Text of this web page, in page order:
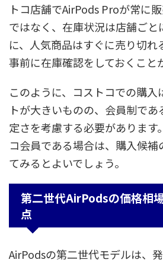
トコ店舗でAirPods Proが常に
ではなく、在庫状況は店舗ごと
に、人気商品はすぐに売り切れ
事前に在庫確認をしておくこと
このように、コストコでの購入
トが大きいものの、会員制で
定さを考慮する必要があります
コ会員である場合は、購入候補
てみるとよいでしょう。
第二世代AirPodsの価格相
点
AirPodsの第二世代モデルは、